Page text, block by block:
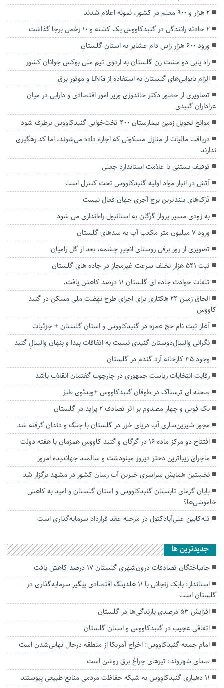
۲ هزار و ۹۰۰ معلم در کشور، نمونه اعلام شدند
۲ حادثه رانندگی در گنبدکاووس یک کشته و ۱۰ زخمی برجا گذاشت
ورود ۶۰۰ هزار راس دام‌ عشایر به استان گلستان
راه یابی دو مشت زن گلستان به اردوی تیم ملی بوکس جوانان کشور
الزام نانوایی‌های گلستان به استفاده از LNG و موتور برق
تصاویری از حضور دکتر خاندوزی وزیر امور اقتصادی و دارایی در میان
عزاداران گنبدی
موانع تحویل زمین بیمارستان ۴۰۰ تخت‌خوابی گنبدکاووس برطرف شود
دریافت مالیات از منازل مسکونی که اجاره داده می‌شوند، اما کد رهگیری
ندارند
توقیف بستنی با علامت استاندارد جعلی
آتش در انبار مواد اولیه گنبدكاووس تحت کنترل است
تَرَک‌های بلندترین برج آجری جهان فعال نیست
به زودی مسیر پرواز گرگان به استانبول راه‌اندازی می شود
ورود ۷ میلیون متر مکعب آب به سد‌های گلستان
تصویری از روز برفی روستای انجیر چشمه، بعد از گل رامیان
ثبت ۵۴۱ هزار تخلف سرعت غیرمجاز در جاده های گلستان
تلفات حوادث جاده ای گلستان ۱۱ درصد کاهش یافت.
الحاق زمین ۲۴ هکتاری برای اجرای طرح نهضت ملی مسکن در گنبد
کاووس
آغاز ثبت نام حج عمره در گنبدکاووس و استان گلستان + جزئیات
نگرانی والیبال‌دوستان گنبدی نسبت به اتفاقات‌ پیدا و پنهان والیبالِ گنبد
وجود ۳۵ کارخانه آرد گندم در گلستان
رقابت انتخابات ریاست جمهوری در چارچوب گفتمان انقلاب باشد
صحنه ای ترسناک در طوفان گنبدکاووس +ویدئوی طنز
یک فوتی و چهار مصدوم بر اثر تصادف ۲ پراید در گلستان
مجوز شیرین‌سازی آب دریای خزر در گلستان با چنگ و دندان گرفته شد
افتتاح دو مرکز ماده ۱۶ در گرگان و گنبد کاووس همزمان با هفته دولت
ماجرای زیباترین دختر دیروز مینودشت و سالمند جهاندیده امروز
نخستین همایش سراسری خیرین آب رسان کشور در مشهد برگزار شد
پایان گرمای تابستان گنبدکاووس و استان گلستان و امید به کاهش
خاموشی‌ها؟
تله‌کابین علی‌آبادکتول در مرحله عقد قرارداد سرمایه‌گذاری است
جديدترين ها
جانباختگان تصادفات درون‌شهری گلستان ۱۷ درصد کاهش یافت
استاندار: بابک زنجانی با ۱۱ هلدینگ اقتصادی پیگیر سرمایه‌گذاری در
گلستان است
افزایش ۵۳ درصدی بارندگی‌ها در گلستان
اتفاقی عجیب در‌ گنبدکاووس و استان گلستان
امام جمعه گنبدکاووس: اخراج آمریکا از منطقه درحال نهایی‌شدن است
صدای شهروند: تیرهای چراغ برق روشن است
۱۱ دهیاری گنبدکاووس به شبکه حفاظت مردمی منابع طبیعی پیوستند